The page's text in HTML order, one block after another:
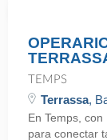
TEMPS
Terrassa,
En Temps,
para conectar